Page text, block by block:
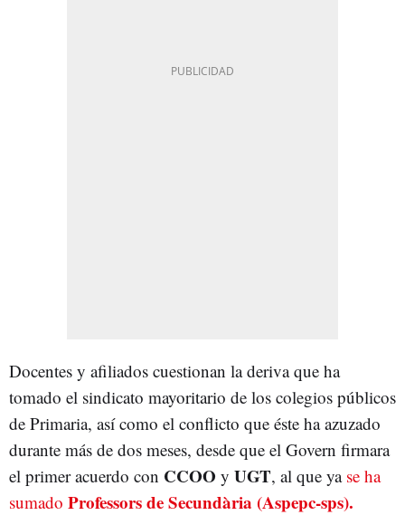
Docentes y afiliados cuestionan la deriva que ha
tomado el sindicato mayoritario de los colegios públicos
de Primaria, así como el conflicto que éste ha azuzado
durante más de dos meses, desde que el Govern firmara
el primer acuerdo con CCOO y UGT, al que ya se ha
sumado Professors de Secundària (Aspepc-sps).